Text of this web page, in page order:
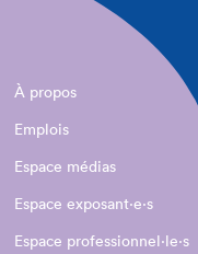
À propos
Emplois
Espace médias
Espace exposant·e⋅s
Espace professionnel·le⋅s